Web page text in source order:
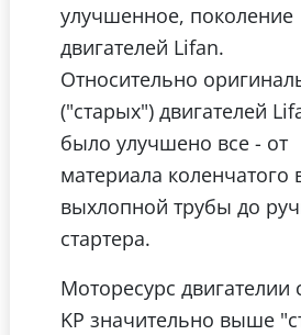
улучшенное, поколение
двигателей Lifan.
Относительно
("старых") двигателей
было улучшено все - от
материала коленчатого
выхлопной трубы до
стартера.
Моторесурс двигателии
KP значительно выше